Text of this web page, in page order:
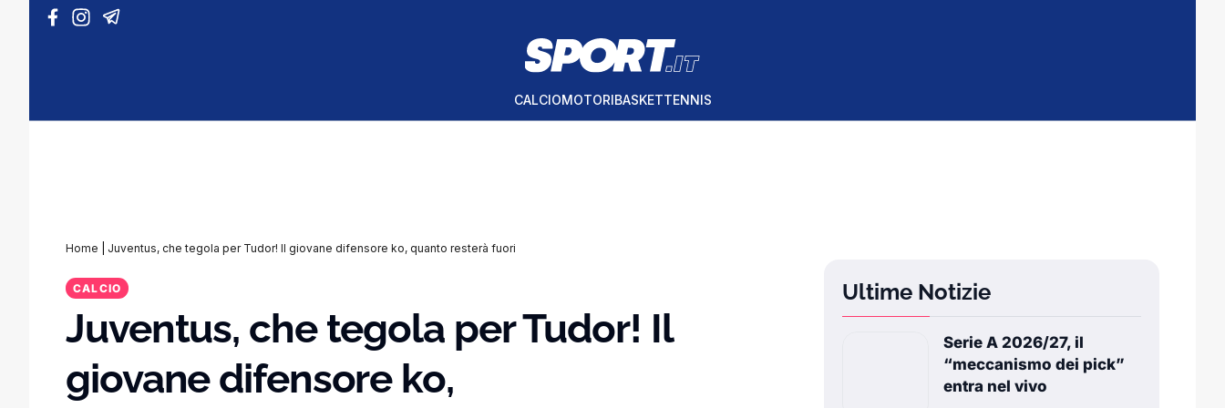
Vai al contenuto
CALCIOMOTORIBASKETTENNIS
Home Juventus, che tegola per Tudor! Il giovane difensore ko, quanto resterà fuori
CALCIO
Juventus, che tegola per Tudor! Il
giovane difensore ko,
Ultime Notizie
Serie A 2026/27, il
“meccanismo dei pick”
entra nel vivo